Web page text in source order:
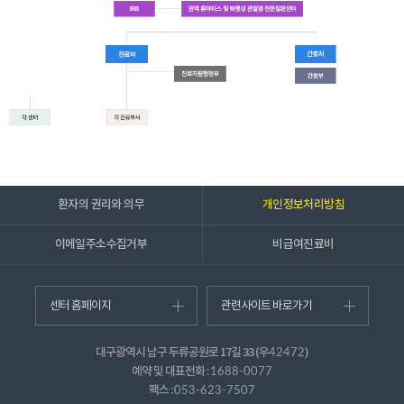
환자의 권리와 의무 개인정보처리방침
이메일주소수집거부 비급여진료비
센터 홈페이지 관련사이트 바로가기
대구광역시 남구 두류공원로 17길 33 (우42472)
예약 및 대표전화 :1688-0077
팩스 :053-623-7507